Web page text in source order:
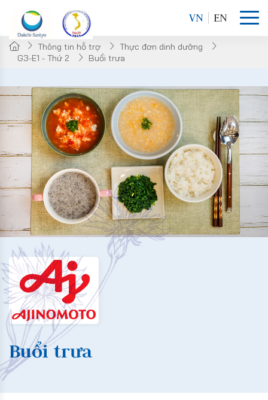
VN EN
Thông tin hỗ trợ
Thực đơn dinh dưỡng
G3-E1 - Thứ 2
Buổi trưa
Buổi trưa